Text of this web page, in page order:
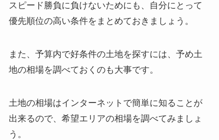
スピード勝負に負けないためにも、自分にとって
優先順位の高い条件をまとめておきましょう。
また、予算内で好条件の土地を探すには、予め土
地の相場を調べておくのも大事です。
土地の相場はインターネットで簡単に知ることが
出来るので、希望エリアの相場を調べてみましょ
う。